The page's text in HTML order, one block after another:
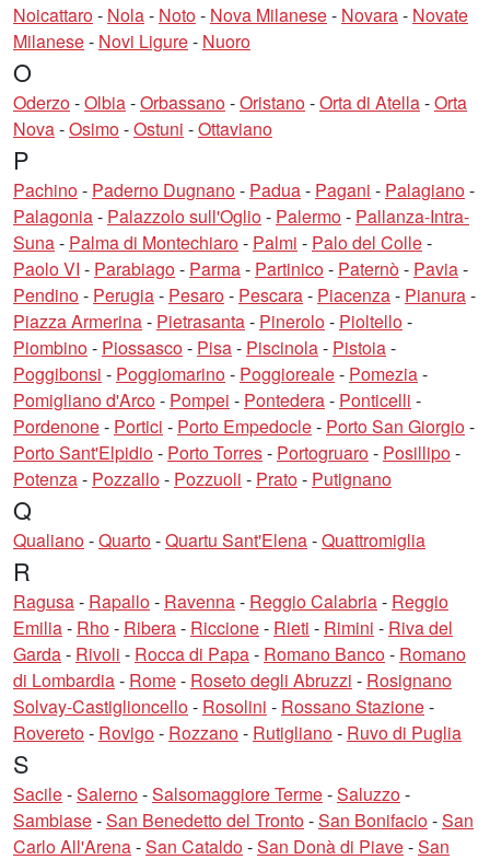
Noicattaro- Nola- Noto- Nova Milanese- Novara- Novate
Milanese- Novi Ligure- Nuoro
O
Oderzo-Olbia-Orbassano-Oristano-Orta di Atella-Orta
Nova-Osimo-Ostuni -Ottaviano
P
Pachino- Paderno Dugnano- Padua- Pagani - Palagiano-
Palagonia- Palazzolo sull'Oglio- Palermo- Pallanza-Intra-
Suna- Palma di Montechiaro- Palmi - Palo del Colle-
Paolo VI - Parabiago- Parma- Partinico- Paternò- Pavia-
Pendino- Perugia- Pesaro- Pescara- Piacenza- Pianura-
Piazza Armerina- Pietrasanta- Pinerolo- Pioltello-
Piombino- Piossasco- Pisa- Piscinola- Pistoia-
Poggibonsi - Poggiomarino- Poggioreale- Pomezia-
Pomigliano d'Arco- Pompei - Pontedera- Ponticelli -
Pordenone- Portici - Porto Empedocle- Porto San Giorgio-
Porto Sant'Elpidio- Porto Torres- Portogruaro- Posillipo-
Potenza- Pozzallo- Pozzuoli - Prato- Putignano
Q
Qualiano-Quarto-Quartu Sant'Elena-Quattromiglia
R
Ragusa- Rapallo- Ravenna- Reggio Calabria- Reggio
Emilia- Rho- Ribera- Riccione- Rieti - Rimini - Riva del
Garda- Rivoli - Rocca di Papa- Romano Banco- Romano
di Lombardia- Rome- Roseto degli Abruzzi - Rosignano
Solvay-Castiglioncello- Rosolini - Rossano Stazione-
Rovereto- Rovigo- Rozzano- Rutigliano- Ruvo di Puglia
S
Sacile-Salerno-Salsomaggiore Terme-Saluzzo-
Sambiase-San Benedetto del Tronto-San Bonifacio-San
Carlo All'Arena-San Cataldo-San Donà di Piave-San